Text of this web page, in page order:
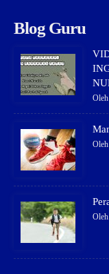
Blog Guru